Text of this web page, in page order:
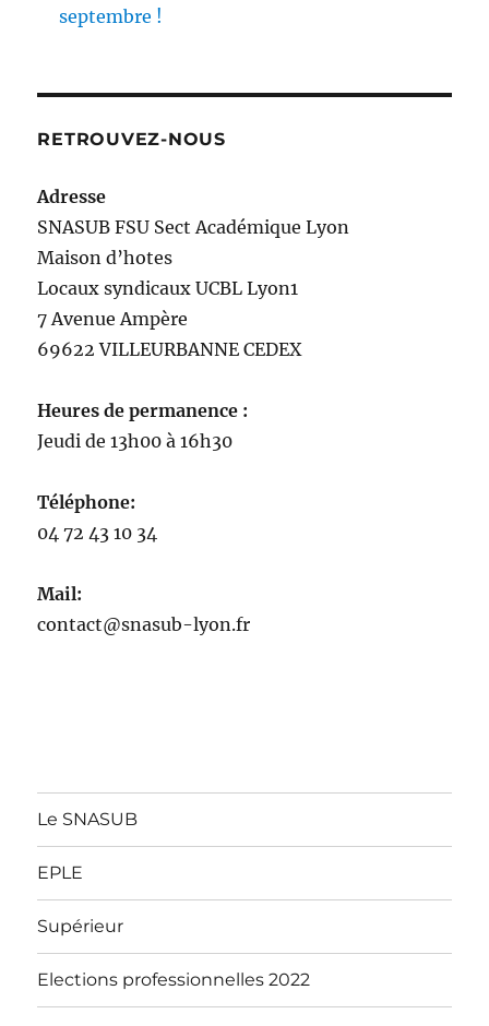
septembre !
RETROUVEZ-NOUS
Adresse
SNASUB FSU Sect Académique Lyon
Maison d’hotes
Locaux syndicaux UCBL Lyon1
7 Avenue Ampère
69622 VILLEURBANNE CEDEX
Heures de permanence :
Jeudi de 13h00 à 16h30
Téléphone:
04 72 43 10 34
Mail:
contact@snasub-lyon.fr
Le SNASUB
EPLE
Supérieur
Elections professionnelles 2022